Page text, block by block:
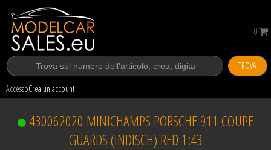
TROVA
AccessoCrea un account
0
430062020 MINICHAMPS PORSCHE 911 COUPE
GUARDS (INDISCH) RED 1:43